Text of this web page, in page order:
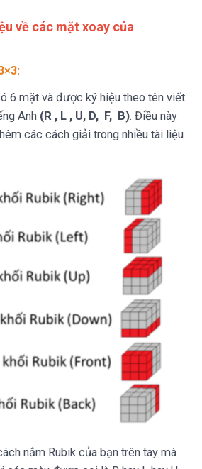
về các mặt xoay của
6 mặt và được ký hiệu theo tên viết
Anh (R , L , U, D, F, B). Điều này
các cách giải trong nhiều tài liệu
nắm Rubik của bạn trên tay mà